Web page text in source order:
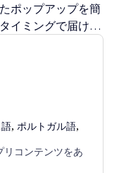
ポップアップを簡
イミングで届ける
シームレスに統合
ングリストを拡大
タマイズ可能なフ
ます。新規購読者
追加され、メーラ
などを簡単に送信
, ポルトガル語,
リコンテンツをあ